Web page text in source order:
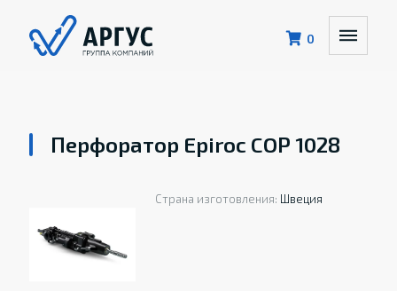
0
Перфоратор Epiroc COP 1028
Страна изготовления: Швеция